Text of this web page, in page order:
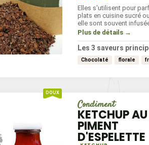
Elles s'utilisent pour
plats en cuisine sucré
elle sont souvent
une boisson, offrant une
en apportant les
sans les calories.
Plus de détails →
Les 3 saveurs
Chocolaté florale
Condiment
KETCHUP AU
PIMENT
D'ESPELETTE